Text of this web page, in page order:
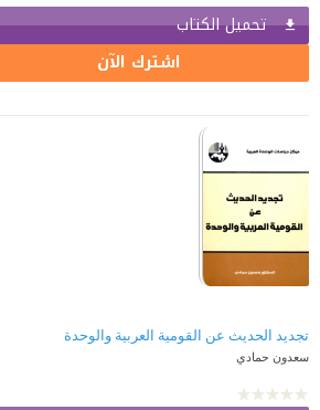
تحميل الكتاب
اشترك الآن
تجديد الحديث عن القومية العربية والوحدة
سعدون حمادي